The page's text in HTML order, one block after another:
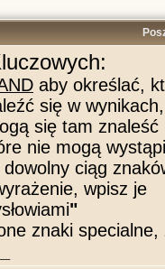
aby określać,
się w
się tam znaleść
nie mogą
ciąg
wpisz je
"
znaki specialne,